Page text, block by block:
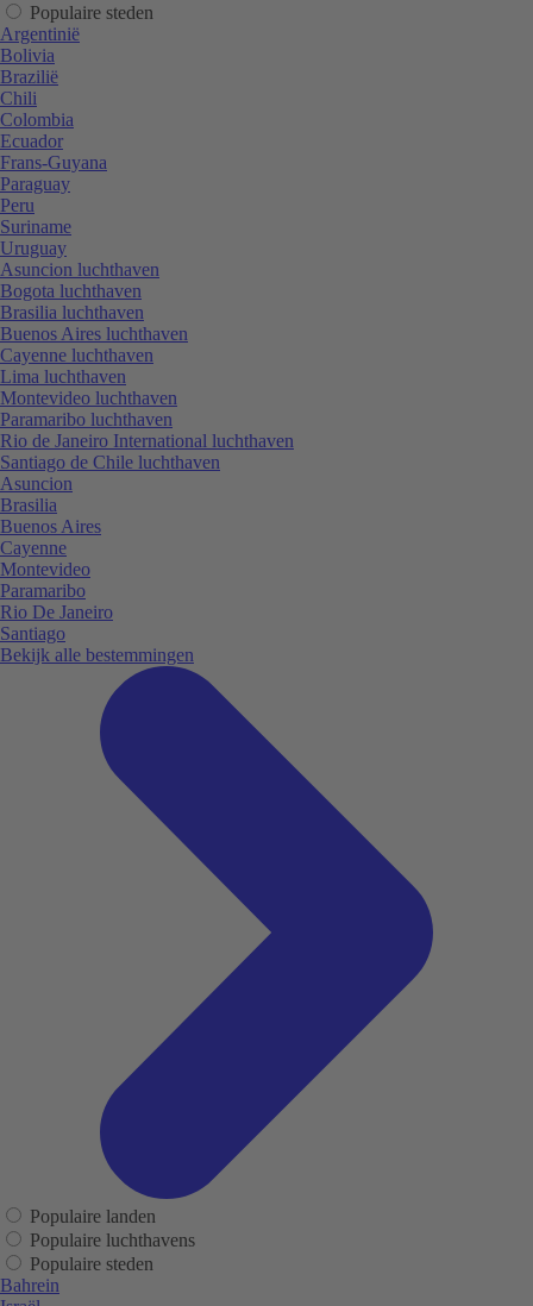
Populaire steden
Argentinië
Bolivia
Brazilië
Chili
Colombia
Ecuador
Frans-Guyana
Paraguay
Peru
Suriname
Uruguay
Asuncion luchthaven
Bogota luchthaven
Brasilia luchthaven
Buenos Aires luchthaven
Cayenne luchthaven
Lima luchthaven
Montevideo luchthaven
Paramaribo luchthaven
Rio de Janeiro International luchthaven
Santiago de Chile luchthaven
Asuncion
Brasilia
Buenos Aires
Cayenne
Montevideo
Paramaribo
Rio De Janeiro
Santiago
Bekijk alle bestemmingen
Populaire landen
Populaire luchthavens
Populaire steden
Bahrein